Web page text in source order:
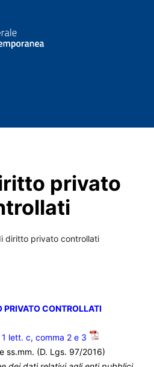
privato
diritto privato controllati
PRIVATO CONTROLLATI
lett. c, comma 2 e 3
ss.mm. (D. Lgs. 97/2016)